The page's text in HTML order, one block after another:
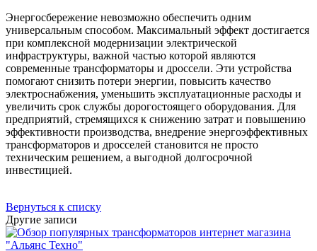
Энергосбережение невозможно обеспечить одним
универсальным способом. Максимальный эффект достигается
при комплексной модернизации электрической
инфраструктуры, важной частью которой являются
современные трансформаторы и дроссели. Эти устройства
помогают снизить потери энергии, повысить качество
электроснабжения, уменьшить эксплуатационные расходы и
увеличить срок службы дорогостоящего оборудования. Для
предприятий, стремящихся к снижению затрат и повышению
эффективности производства, внедрение энергоэффективных
трансформаторов и дросселей становится не просто
техническим решением, а выгодной долгосрочной
инвестицией.
Вернуться к списку
Другие записи